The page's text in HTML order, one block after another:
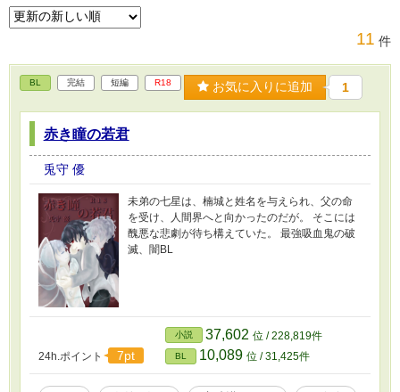
11 件
BL 完結 短編 R18 お気に入りに追加 1
赤き瞳の若君
兎守 優
未弟の七星は、楠城と姓名を与えられ、父の命
を受け、人間界へと向かったのだが。 そこには
醜悪な悲劇が待ち構えていた。 最強吸血鬼の破
滅、闇BL
24h.ポイント 7pt
小説 37,602 位 / 228,819件
BL 10,089 位 / 31,425件